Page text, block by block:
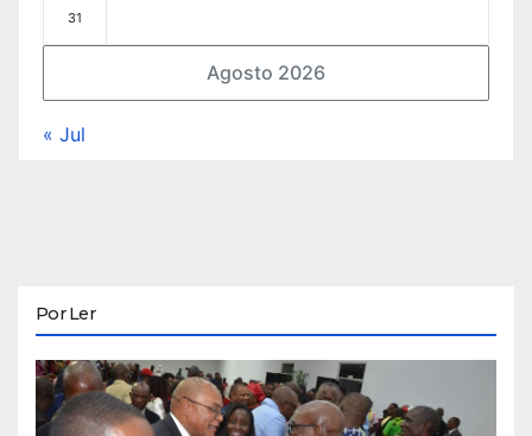
Agosto 2026
31
« Jul
Por Ler